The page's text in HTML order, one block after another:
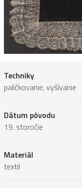
Techniky
paličkovanie, vyšívanie
Dátum pôvodu
19. storočie
Materiál
textil